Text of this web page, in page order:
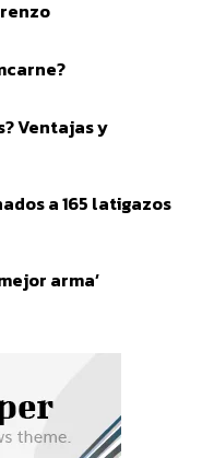
Ventajas y
a 165 latigazos
arma’